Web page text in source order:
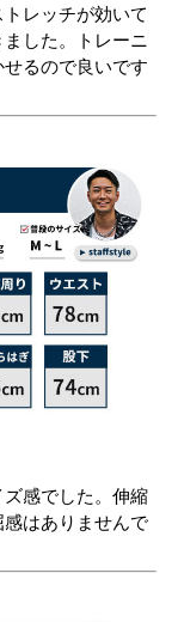
レッチが効いて
した。トレーニ
るので良いです
感でした。伸縮
はありませんで